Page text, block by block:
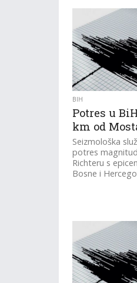
BIH
Potres u
km od
Seizmološka
potres
Richteru s
Bosne i